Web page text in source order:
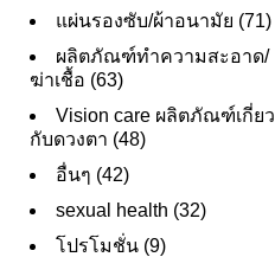
แผ่นรองซับ/ผ้าอนามัย (71)
ผลิตภัณฑ์ทําความสะอาด/
ฆ่าเชื้อ (63)
Vision care ผลิตภัณฑ์เกี่ยว
กับดวงตา (48)
อื่นๆ (42)
sexual health (32)
โปรโมชั่น (9)